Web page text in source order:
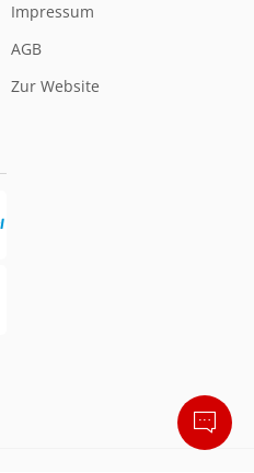
Impressum
AGB
Zur Website